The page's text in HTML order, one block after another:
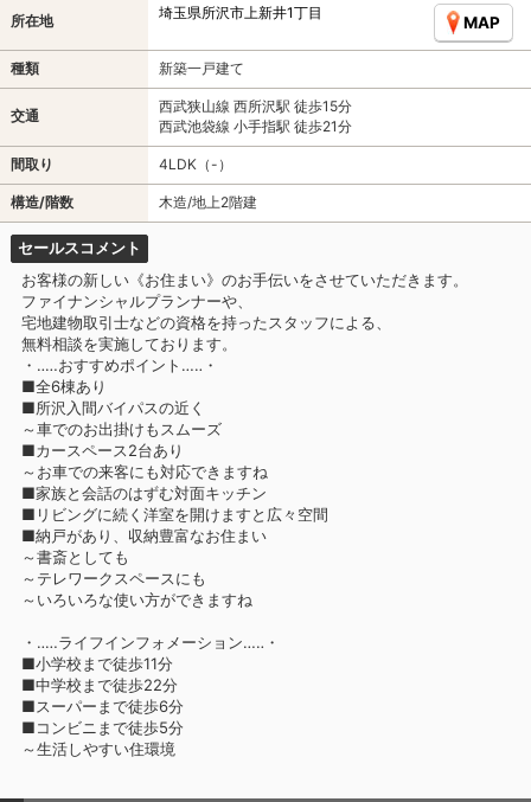
所在地 埼玉県所沢市上新井1丁目
MAP
種類 新築一戸建て
交通
西武狭山線 西所沢駅 徒歩15分
西武池袋線 小手指駅 徒歩21分
間取り 4LDK（-）
構造/階数 木造/地上2階建
セールスコメント
お客様の新しい《お住まい》のお手伝いをさせていただきます。
ファイナンシャルプランナーや、
宅地建物取引士などの資格を持ったスタッフによる、
無料相談を実施しております。
・‥…おすすめポイント…‥・
■全6棟あり
■所沢入間バイパスの近く
～車でのお出掛けもスムーズ
■カースペース2台あり
～お車での来客にも対応できますね
■家族と会話のはずむ対面キッチン
■リビングに続く洋室を開けますと広々空間
■納戸があり、収納豊富なお住まい
～書斎としても
～テレワークスペースにも
～いろいろな使い方ができますね
・‥…ライフインフォメーション…‥・
■小学校まで徒歩11分
■中学校まで徒歩22分
■スーパーまで徒歩6分
■コンビニまで徒歩5分
～生活しやすい住環境